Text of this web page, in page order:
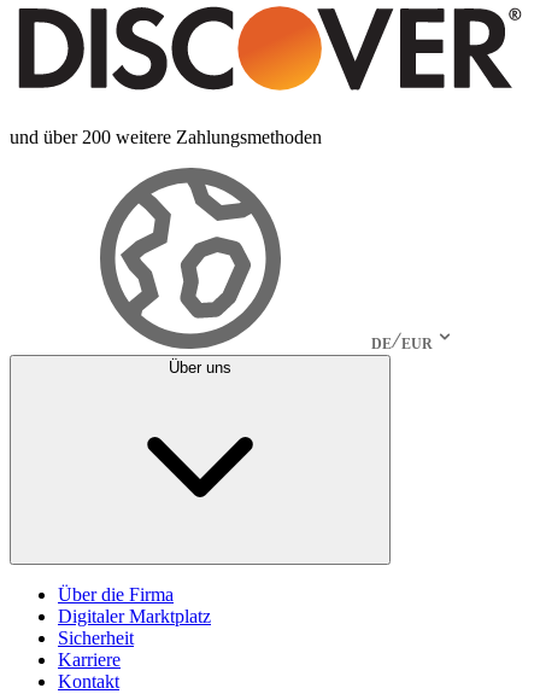
und über 200 weitere Zahlungsmethoden
DE EUR
Über uns
Über die Firma
Digitaler Marktplatz
Sicherheit
Karriere
Kontakt